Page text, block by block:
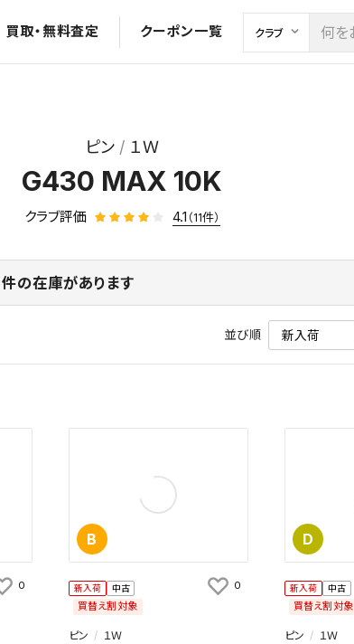
買取・無料査定 クーポン一覧
ピン １Ｗ
G430 MAX 10K
クラブ評価 4.1 （11件）
件の在庫があります
並び順
0
B
新入荷 中古
買替え割対象
ピン １Ｗ
0
D
新入荷 中古
買替え割対象
ピン １Ｗ